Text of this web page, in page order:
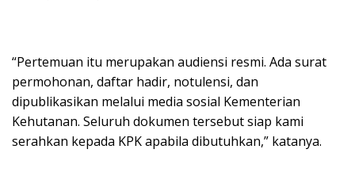
“Pertemuan itu merupakan audiensi resmi. Ada surat
permohonan, daftar hadir, notulensi, dan
dipublikasikan melalui media sosial Kementerian
Kehutanan. Seluruh dokumen tersebut siap kami
serahkan kepada KPK apabila dibutuhkan,” katanya.